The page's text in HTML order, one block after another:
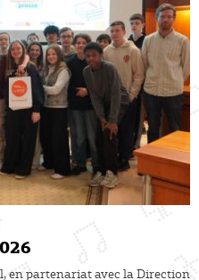
en partenariat avec la Direction